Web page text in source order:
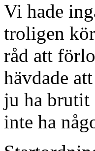
Vi hade
troligen
råd att
hävdade
ju ha brutit
inte ha